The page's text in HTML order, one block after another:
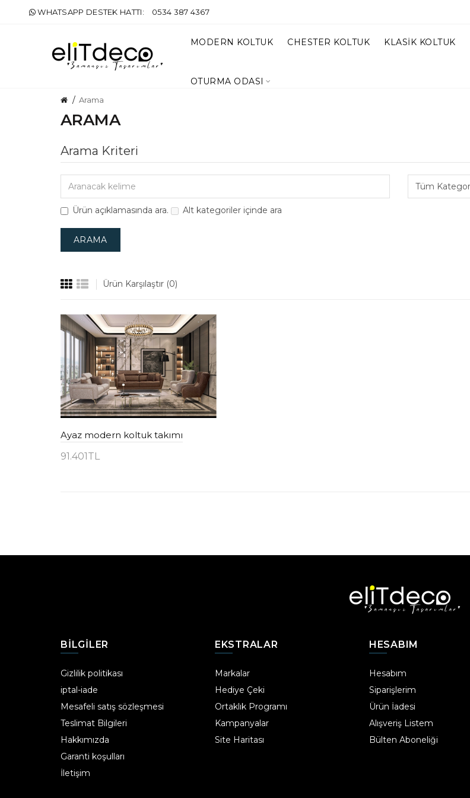
WHATSAPP DESTEK HATTI: 0534 387 4367
MODERN KOLTUK CHESTER KOLTUK KLASIK KOLTUK
OTURMA ODASI
Arama
ARAMA
Arama Kriteri
Ürün açıklamasında ara. Alt kategoriler içinde ara
Ürün Karşılaştır (0)
Ayaz modern koltuk takımı
91.401TL
BILGILER
Gizlilik politikası
iptal-iade
Mesafeli satış sözleşmesi
Teslimat Bilgileri
Hakkımızda
Garanti koşulları
İletişim
EKSTRALAR
Markalar
Hediye Çeki
Ortaklık Programı
Kampanyalar
Site Haritası
HESABIM
Hesabım
Siparişlerim
Ürün İadesi
Alışveriş Listem
Bülten Aboneliği